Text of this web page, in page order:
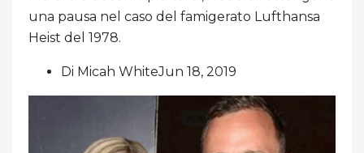
una pausa nel caso del famigerato Lufthansa
Heist del 1978.
Di Micah WhiteJun 18, 2019